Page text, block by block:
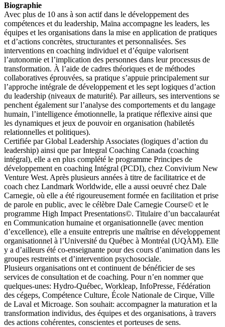
Biographie
Avec plus de 10 ans à son actif dans le développement des
compétences et du leadership, Maïna accompagne les leaders, les
équipes et les organisations dans la mise en application de pratiques
et d’actions concrètes, structurantes et personnalisées. Ses
interventions en coaching individuel et d’équipe valorisent
l’autonomie et l’implication des personnes dans leur processus de
transformation. À l’aide de cadres théoriques et de méthodes
collaboratives éprouvées, sa pratique s’appuie principalement sur
l’approche intégrale de développement et les sept logiques d’action
du leadership (niveaux de maturité). Par ailleurs, ses interventions se
penchent également sur l’analyse des comportements et du langage
humain, l’intelligence émotionnelle, la pratique réflexive ainsi que
les dynamiques et jeux de pouvoir en organisation (habiletés
relationnelles et politiques).
Certifiée par Global Leadership Associates (logiques d’action du
leadership) ainsi que par Integral Coaching Canada (coaching
intégral), elle a en plus complété le programme Principes de
développement en coaching Intégral (PCDI), chez Convivium New
Venture West. Après plusieurs années à titre de facilitatrice et de
coach chez Landmark Worldwide, elle a aussi oeuvré chez Dale
Carnegie, où elle a été rigoureusement formée en facilitation et prise
de parole en public, avec le célèbre Dale Carnegie Course© et le
programme High Impact Presentations©. Titulaire d’un baccalauréat
en Communication humaine et organisationnelle (avec mention
d’excellence), elle a ensuite entrepris une maîtrise en développement
organisationnel à l’Université du Québec à Montréal (UQÀM). Elle
y a d’ailleurs été co-enseignante pour des cours d’animation dans les
groupes restreints et d’intervention psychosociale.
Plusieurs organisations ont et continuent de bénéficier de ses
services de consultation et de coaching. Pour n’en nommer que
quelques-unes: Hydro-Québec, Workleap, InfoPresse, Fédération
des cégeps, Compétence Culture, École Nationale de Cirque, Ville
de Laval et Microage. Son souhait: accompagner la maturation et la
transformation individus, des équipes et des organisations, à travers
des actions cohérentes, conscientes et porteuses de sens.